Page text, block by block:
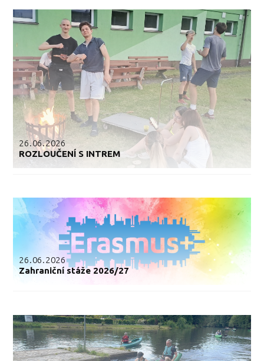
26.06.2026
ROZLOUČENÍ S INTREM
26.06.2026
Zahraniční stáže 2026/27